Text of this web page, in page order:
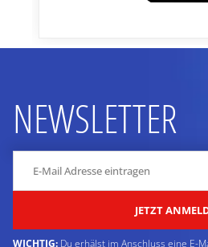
NEWSLETTER
JETZT
WICHTIG: Du erhälst im Anschluss eine E-